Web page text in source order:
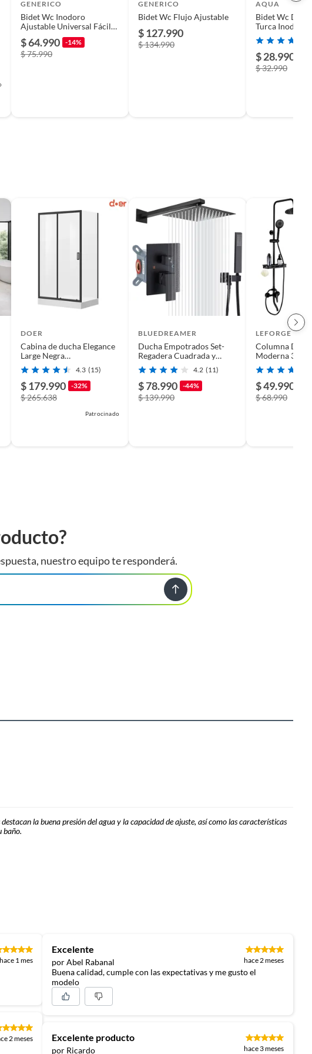
GENERICO
Bidet Wc Inodoro
Ajustable Universal Fácil
$ 64.990 -14%
$ 75.990
GENERICO
Bidet Wc Flujo Ajustable
$ 127.990
$ 134.990
AQUA
Bidet Wc
Turca Inodoro
London
$ 28.990
$ 32.990
DOER
Cabina de ducha Elegance
Large Negra
90x120x200cm diseño
Rectangular
4.3 (15)
$ 179.990 -32%
$ 265.638
Patrocinado
BLUEDREAMER
Ducha Empotrados Set-
Regadera Cuadrada y
Monomando Para
Regadera
4.2 (11)
$ 78.990 -44%
$ 139.990
LEFORGE
Columna De
Moderna 3
Monomando
Jabonera
$ 49.990
$ 68.990
nuestro equipo te responderá.
la buena presión del agua y la capacidad de ajuste, así como las características
baño.
hace 1 mes
2 meses
Excelente
por Abel Rabanal hace 2 meses
Buena calidad, cumple con las expectativas y me gusto el
modelo
Excelente producto
por Ricardo hace 3 meses